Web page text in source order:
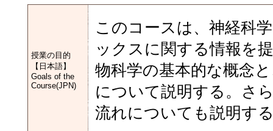
授業の目的
【日本語】
Goals of the
Course(JPN)
このコースは、神経科
ックスに関する情報を
物科学の基本的な概念
について説明する。さ
流れについても説明す